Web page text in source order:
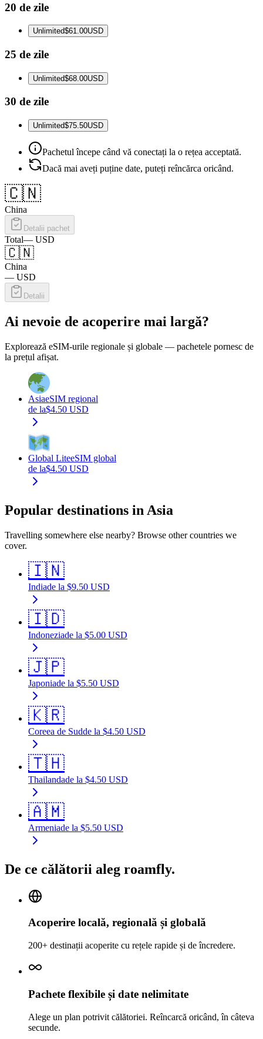
20 de zile
Unlimited$61.00USD
25 de zile
Unlimited$68.00USD
30 de zile
Unlimited$75.50USD
Pachetul începe când vă conectați la o rețea acceptată.
Dacă mai aveți puține date, puteți reîncărca oricând.
🇨🇳
China
Detalii pachet
Total— USD
🇨🇳
China
— USD
Detalii
Ai nevoie de acoperire mai largă?
Explorează eSIM-urile regionale și globale — pachetele pornesc de
la prețul afișat.
AsiaeSIM regional
de la$4.50 USD
Global LiteeSIM global
de la$4.50 USD
Popular destinations in Asia
Travelling somewhere else nearby? Browse other countries we
cover.
🇮🇳
Indiade la $9.50 USD
🇮🇩
Indoneziade la $5.00 USD
🇯🇵
Japoniade la $5.50 USD
🇰🇷
Coreea de Sudde la $4.50 USD
🇹🇭
Thailandade la $4.50 USD
🇦🇲
Armeniade la $5.50 USD
De ce călătorii aleg roamfly.
Acoperire locală, regională și globală
200+ destinații acoperite cu rețele rapide și de încredere.
Pachete flexibile și date nelimitate
Alege un plan potrivit călătoriei. Reîncarcă oricând, în câteva
secunde.